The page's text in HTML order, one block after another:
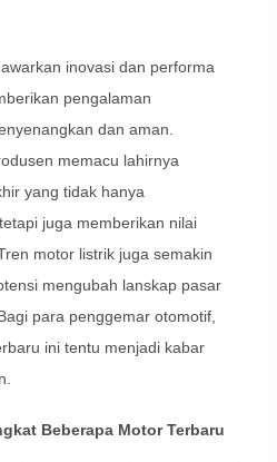
inovasi dan performa
pengalaman
dan aman.
memacu lahirnya
yang tidak hanya
juga memberikan nilai
motor listrik juga semakin
mengubah lanskap pasar
para penggemar otomotif,
ini tentu menjadi kabar
Beberapa Motor Terbaru